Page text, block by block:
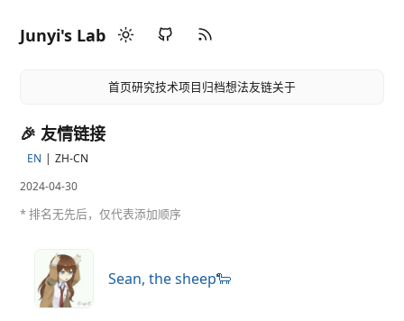
Junyi's Lab
首页研究技术项目归档想法友链关于
🎉 友情链接
EN
ZH-CN
2024-04-30
* 排名无先后，仅代表添加顺序
Sean, the sheep🐑